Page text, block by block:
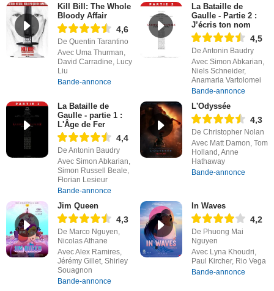
Kill Bill: The Whole
Bloody Affair
4,6
De Quentin Tarantino
Avec Uma Thurman,
David Carradine, Lucy
Liu
Bande-annonce
La Bataille de
Gaulle - Partie 2 :
J’écris ton nom
4,5
De Antonin Baudry
Avec Simon Abkarian,
Niels Schneider,
Anamaria Vartolomei
Bande-annonce
La Bataille de
Gaulle - partie 1 :
L'Âge de Fer
4,4
De Antonin Baudry
Avec Simon Abkarian,
Simon Russell Beale,
Florian Lesieur
Bande-annonce
L'Odyssée
4,3
De Christopher Nolan
Avec Matt Damon, Tom
Holland, Anne
Hathaway
Bande-annonce
Jim Queen
4,3
De Marco Nguyen,
Nicolas Athane
Avec Alex Ramires,
Jérémy Gillet, Shirley
Souagnon
Bande-annonce
In Waves
4,2
De Phuong Mai
Nguyen
Avec Lyna Khoudri,
Paul Kircher, Rio Vega
Bande-annonce